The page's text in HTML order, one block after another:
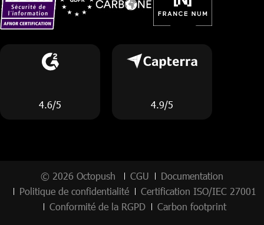
4.6/5 4.9/5
© 2026 Octopush CGU
Documentation
Politique de confidentialité
Certification ISO/IEC 27001
Conformité de la RGPD
Carbon footprint